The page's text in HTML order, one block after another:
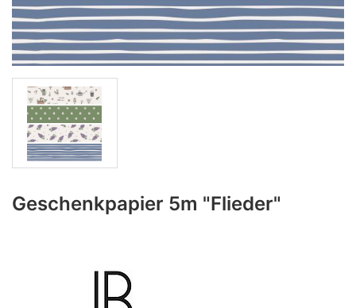
Geschenkpapier 5m "Flieder"